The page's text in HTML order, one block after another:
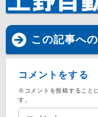
この記事へ
コメントをする
※コメントを投稿すること
す。